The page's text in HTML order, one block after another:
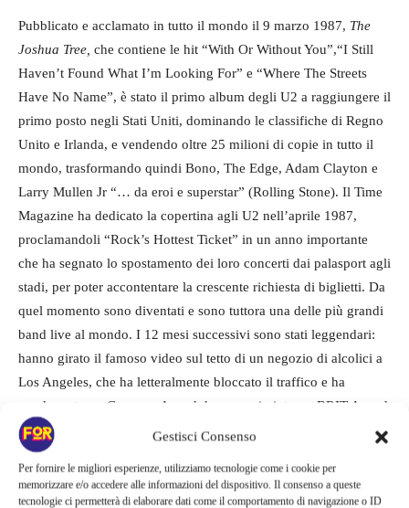
Gestisci Consenso
Per fornire le migliori esperienze, utilizziamo tecnologie come i cookie per
memorizzare e/o accedere alle informazioni del dispositivo. Il consenso a queste
tecnologie ci permetterà di elaborare dati come il comportamento di navigazione o ID
Pubblicato e acclamato in tutto il mondo il 9 marzo 1987, The
Joshua Tree, che contiene le hit “With Or Without You”,“I Still
Haven’t Found What I’m Looking For” e “Where The Streets
Have No Name”, è stato il primo album degli U2 a raggiungere il
primo posto negli Stati Uniti, dominando le classifiche di Regno
Unito e Irlanda, e vendendo oltre 25 milioni di copie in tutto il
mondo, trasformando quindi Bono, The Edge, Adam Clayton e
Larry Mullen Jr “… da eroi e superstar” (Rolling Stone). Il Time
Magazine ha dedicato la copertina agli U2 nell’aprile 1987,
proclamandoli “Rock’s Hottest Ticket” in un anno importante
che ha segnato lo spostamento dei loro concerti dai palasport agli
stadi, per poter accontentare la crescente richiesta di biglietti. Da
quel momento sono diventati e sono tuttora una delle più grandi
band live al mondo. I 12 mesi successivi sono stati leggendari:
hanno girato il famoso video sul tetto di un negozio di alcolici a
Los Angeles, che ha letteralmente bloccato il traffico e ha
guadagnato un Grammy Award; hanno poi vinto un BRIT Award
e due Grammy – tra cui Album dell’Anno (il primo di 22 ricevuti
a oggi, che li rende la rock band con il maggior numero di
riconoscimenti nella storia dei Grammy).